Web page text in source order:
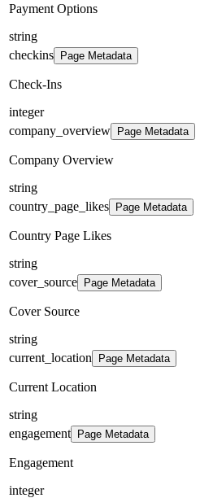
Payment Options
string
checkins
Page Metadata
Check-Ins
integer
company_overview
Page Metadata
Company Overview
string
country_page_likes
Page Metadata
Country Page Likes
string
cover_source
Page Metadata
Cover Source
string
current_location
Page Metadata
Current Location
string
engagement
Page Metadata
Engagement
integer